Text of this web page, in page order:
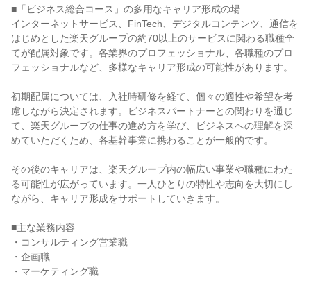
■「ビジネス総合コース」の多用なキャリア形成の場
インターネットサービス、FinTech、デジタルコンテンツ、通信を
はじめとした楽天グループの約70以上のサービスに関わる職種全
てが配属対象です。各業界のプロフェッショナル、各職種のプロ
フェッショナルなど、多様なキャリア形成の可能性があります。
初期配属については、入社時研修を経て、個々の適性や希望を考
慮しながら決定されます。ビジネスパートナーとの関わりを通じ
て、楽天グループの仕事の進め方を学び、ビジネスへの理解を深
めていただくため、各基幹事業に携わることが一般的です。
その後のキャリアは、楽天グループ内の幅広い事業や職種にわた
る可能性が広がっています。一人ひとりの特性や志向を大切にし
ながら、キャリア形成をサポートしていきます。
■主な業務内容
・コンサルティング営業職
・企画職
・マーケティング職